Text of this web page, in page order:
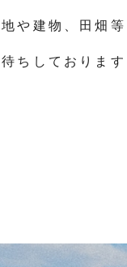
や建物、田畑
ちしておりま